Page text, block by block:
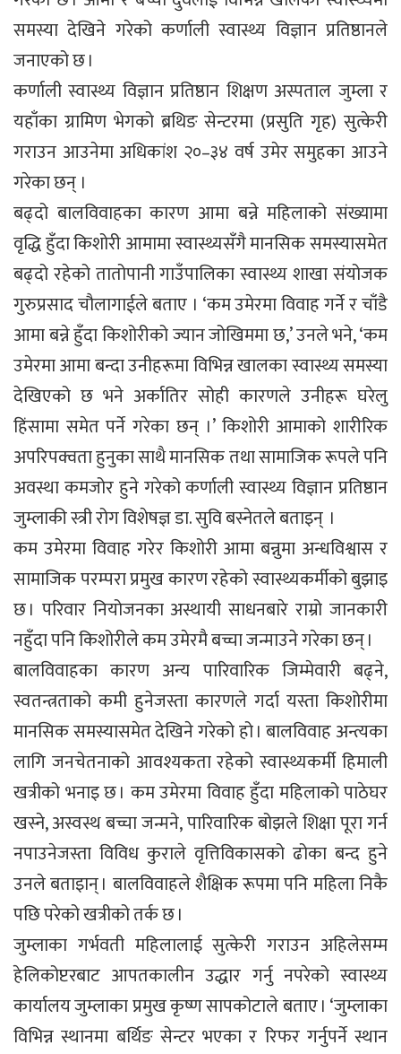
समस्या देखिने गरेको कर्णाली स्वास्थ्य विज्ञान प्रतिष्ठानले
जनाएको छ ।
कर्णाली स्वास्थ्य विज्ञान प्रतिष्ठान शिक्षण अस्पताल जुम्ला र
यहाँका ग्रामिण भेगको ब्रथिङ सेन्टरमा (प्रसुति गृह) सुत्केरी
गराउन आउनेमा अधिकांश २०–३४ वर्ष उमेर समुहका आउने
गरेका छन् ।
बढ्दो बालविवाहका कारण आमा बन्ने महिलाको संख्यामा
वृद्धि हुँदा किशोरी आमामा स्वास्थ्यसँगै मानसिक समस्यासमेत
बढ्दो रहेको तातोपानी गाउँपालिका स्वास्थ्य शाखा संयोजक
गुरुप्रसाद चौलागाईले बताए । ‘कम उमेरमा विवाह गर्ने र चाँडै
आमा बन्ने हुँदा किशोरीको ज्यान जोखिममा छ,’ उनले भने, ‘कम
उमेरमा आमा बन्दा उनीहरूमा विभिन्न खालका स्वास्थ्य समस्या
देखिएको छ भने अर्कातिर सोही कारणले उनीहरू घरेलु
हिंसामा समेत पर्ने गरेका छन् ।’ किशोरी आमाको शारीरिक
अपरिपक्वता हुनुका साथै मानसिक तथा सामाजिक रूपले पनि
अवस्था कमजोर हुने गरेको कर्णाली स्वास्थ्य विज्ञान प्रतिष्ठान
जुम्लाकी स्त्री रोग विशेषज्ञ डा. सुवि बस्नेतले बताइन् ।
कम उमेरमा विवाह गरेर किशोरी आमा बन्नुमा अन्धविश्वास र
सामाजिक परम्परा प्रमुख कारण रहेको स्वास्थ्यकर्मीको बुझाइ
छ । परिवार नियोजनका अस्थायी साधनबारे राम्रो जानकारी
नहुँदा पनि किशोरीले कम उमेरमै बच्चा जन्माउने गरेका छन् ।
बालविवाहका कारण अन्य पारिवारिक जिम्मेवारी बढ्ने,
स्वतन्त्रताको कमी हुनेजस्ता कारणले गर्दा यस्ता किशोरीमा
मानसिक समस्यासमेत देखिने गरेको हो । बालविवाह अन्त्यका
लागि जनचेतनाको आवश्यकता रहेको स्वास्थ्यकर्मी हिमाली
खत्रीको भनाइ छ । कम उमेरमा विवाह हुँदा महिलाको पाठेघर
खस्ने, अस्वस्थ बच्चा जन्मने, पारिवारिक बोझले शिक्षा पूरा गर्न
नपाउनेजस्ता विविध कुराले वृत्तिविकासको ढोका बन्द हुने
उनले बताइान् । बालविवाहले शैक्षिक रूपमा पनि महिला निकै
पछि परेको खत्रीको तर्क छ ।
जुम्लाका गर्भवती महिलालाई सुत्केरी गराउन अहिलेसम्म
हेलिकोप्टरबाट आपतकालीन उद्धार गर्नु नपरेको स्वास्थ्य
कार्यालय जुम्लाका प्रमुख कृष्ण सापकोटाले बताए । ‘जुम्लाका
विभिन्न स्थानमा बर्थिङ सेन्टर भएका र रिफर गर्नुपर्ने स्थान